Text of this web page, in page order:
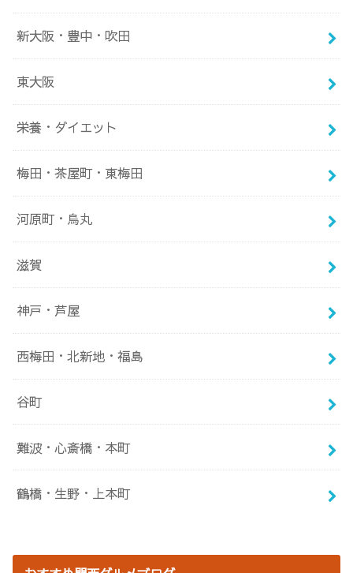
新大阪・豊中・吹田
東大阪
栄養・ダイエット
梅田・茶屋町・東梅田
河原町・烏丸
滋賀
神戸・芦屋
西梅田・北新地・福島
谷町
難波・心斎橋・本町
鶴橋・生野・上本町